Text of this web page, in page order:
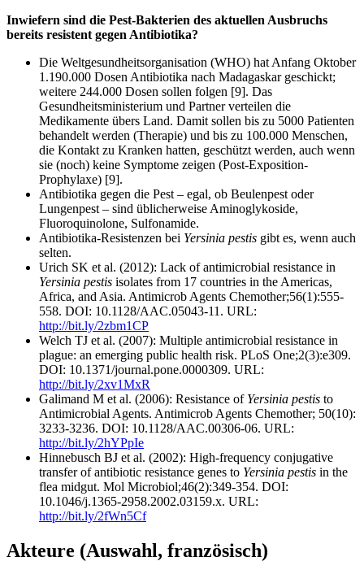
Inwiefern sind die Pest-Bakterien des aktuellen Ausbruchs
bereits resistent gegen Antibiotika?
Die Weltgesundheitsorganisation (WHO) hat Anfang Oktober
1.190.000 Dosen Antibiotika nach Madagaskar geschickt;
weitere 244.000 Dosen sollen folgen [9]. Das
Gesundheitsministerium und Partner verteilen die
Medikamente übers Land. Damit sollen bis zu 5000 Patienten
behandelt werden (Therapie) und bis zu 100.000 Menschen,
die Kontakt zu Kranken hatten, geschützt werden, auch wenn
sie (noch) keine Symptome zeigen (Post-Exposition-
Prophylaxe) [9].
Antibiotika gegen die Pest – egal, ob Beulenpest oder
Lungenpest – sind üblicherweise Aminoglykoside,
Fluoroquinolone, Sulfonamide.
Antibiotika-Resistenzen bei Yersinia pestis gibt es, wenn auch
selten.
Urich SK et al. (2012): Lack of antimicrobial resistance in
Yersinia pestis isolates from 17 countries in the Americas,
Africa, and Asia. Antimicrob Agents Chemother;56(1):555-
558. DOI: 10.1128/AAC.05043-11. URL:
http://bit.ly/2zbm1CP
Welch TJ et al. (2007): Multiple antimicrobial resistance in
plague: an emerging public health risk. PLoS One;2(3):e309.
DOI: 10.1371/journal.pone.0000309. URL:
http://bit.ly/2xv1MxR
Galimand M et al. (2006): Resistance of Yersinia pestis to
Antimicrobial Agents. Antimicrob Agents Chemother; 50(10):
3233-3236. DOI: 10.1128/AAC.00306-06. URL:
http://bit.ly/2hYPpIe
Hinnebusch BJ et al. (2002): High-frequency conjugative
transfer of antibiotic resistance genes to Yersinia pestis in the
flea midgut. Mol Microbiol;46(2):349-354. DOI:
10.1046/j.1365-2958.2002.03159.x. URL:
http://bit.ly/2fWn5Cf
Akteure (Auswahl, französisch)